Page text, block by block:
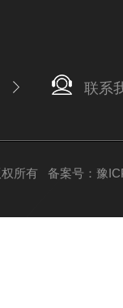
联系
权所有 备案号：豫